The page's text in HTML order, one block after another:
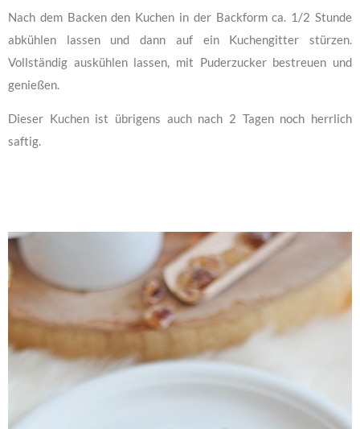
Nach dem Backen den Kuchen in der Backform ca. 1/2 Stunde
abkühlen lassen und dann auf ein Kuchengitter stürzen.
Vollständig auskühlen lassen, mit Puderzucker bestreuen und
genießen.
Dieser Kuchen ist übrigens auch nach 2 Tagen noch herrlich
saftig.